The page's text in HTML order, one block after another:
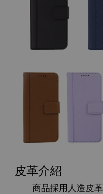
皮革介紹
商品採用人造皮革